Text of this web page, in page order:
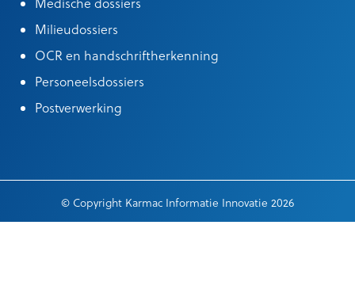
Milieudossiers
OCR en handschriftherkenning
Personeelsdossiers
Postverwerking
© Copyright Karmac Informatie Innovatie 2026